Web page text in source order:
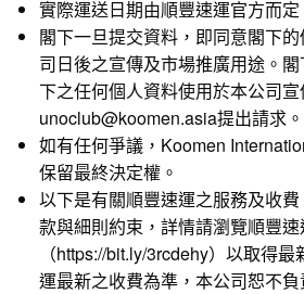
實際運送日期由順豐速運官方而
閣下一旦提交資料，即同意閣下
司日後之宣傳及市場推廣用途。
下之任何個人資料使用於本公司
unoclub@koomen.asia提出請求。
如有任何爭議，Koomen
保留最終決定權。
以下是有關順豐速運之服務及收
款與細則約束，詳情請瀏覽順豐
（https://bit.ly/3rcdehy）以取得最
運最新之收費為準，本公司恕不負